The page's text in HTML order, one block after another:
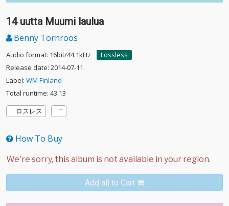
14 uutta Muumi laulua
Benny Törnroos
Audio format: 16bit/44.1kHz
Lossless
Release date: 2014-07-11
Label: WM Finland
Total runtime: 43:13
ロスレス
How To Buy
Add all to Cart